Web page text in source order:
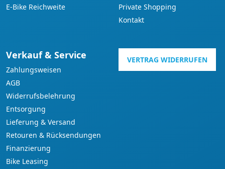
E-Bike Reichweite
Private Shopping
Kontakt
Verkauf & Service
Zahlungsweisen
AGB
Widerrufsbelehrung
Entsorgung
Lieferung & Versand
Retouren & Rücksendungen
Finanzierung
Bike Leasing
VERTRAG WIDERRUFEN